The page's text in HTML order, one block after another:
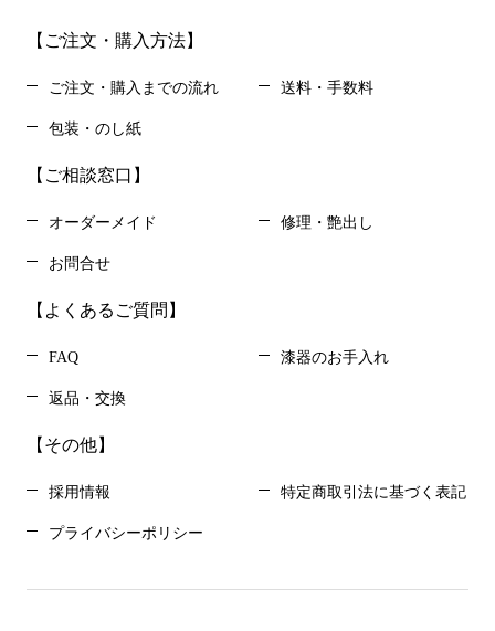
【ご注文・購入方法】
ご注文・購入までの流れ 送料・手数料
包装・のし紙
【ご相談窓口】
オーダーメイド 修理・艶出し
お問合せ
【よくあるご質問】
FAQ 漆器のお手入れ
返品・交換
【その他】
採用情報 特定商取引法に基づく表記
プライバシーポリシー